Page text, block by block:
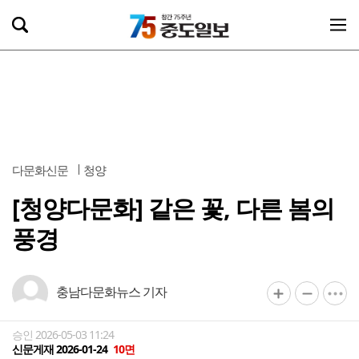
다문화신문 청양
[청양다문화] 같은 꽃, 다른 봄의
풍경
충남다문화뉴스 기자
승인 2026-05-03 11:24
신문게재 2026-01-24 10면